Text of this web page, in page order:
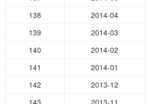
138
2014-04
139
2014-03
140
2014-02
141
2014-01
142
2013-12
143
2013-11